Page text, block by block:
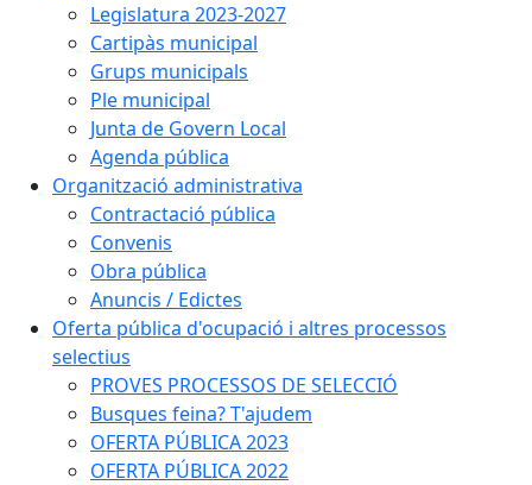
Legislatura 2023-2027
Cartipàs municipal
Grups municipals
Ple municipal
Junta de Govern Local
Agenda pública
Organització administrativa
Contractació pública
Convenis
Obra pública
Anuncis / Edictes
Oferta pública d'ocupació i altres processos
selectius
PROVES PROCESSOS DE SELECCIÓ
Busques feina? T'ajudem
OFERTA PÚBLICA 2023
OFERTA PÚBLICA 2022